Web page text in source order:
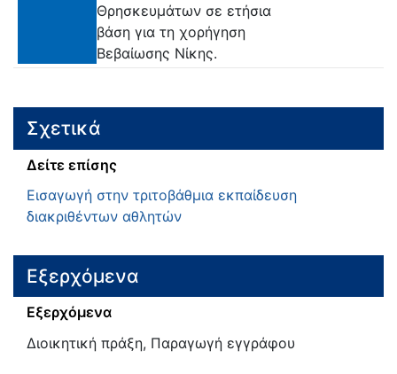
Θρησκευμάτων σε ετήσια
βάση για τη χορήγηση
Βεβαίωσης Νίκης.
Σχετικά
Δείτε επίσης
Εισαγωγή στην τριτοβάθμια εκπαίδευση
διακριθέντων αθλητών
Εξερχόμενα
Εξερχόμενα
Διοικητική πράξη, Παραγωγή εγγράφου